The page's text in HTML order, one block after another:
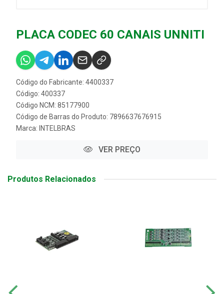
PLACA CODEC 60 CANAIS UNNITI
Código do Fabricante: 4400337
Código: 400337
Código NCM: 85177900
Código de Barras do Produto: 7896637676915
Marca: INTELBRAS
VER PREÇO
Produtos Relacionados